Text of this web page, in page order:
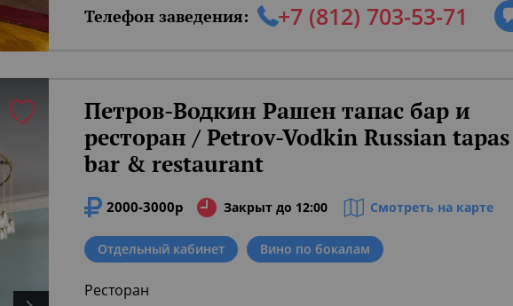
Телефон заведения: +7 (812) 703-53-71
Петров-Водкин Рашен тапас бар и
ресторан / Petrov-Vodkin Russian tapas
bar & restaurant
2000-3000р Закрыт до 12:00 Смотреть на карте
Отдельный кабинет Вино по бокалам
Ресторан